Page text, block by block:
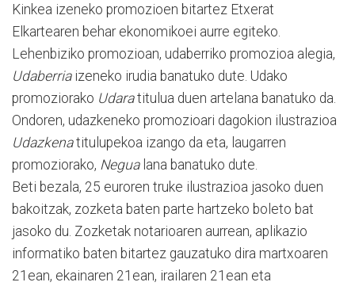
Kinkea izeneko promozioen bitartez Etxerat
Elkartearen behar ekonomikoei aurre egiteko.
Lehenbiziko promozioan, udaberriko promozioa alegia,
Udaberriaizeneko irudia banatuko dute. Udako
promoziorako Udaratitulua duen artelana banatuko da.
Ondoren, udazkeneko promozioari dagokion ilustrazioa
Udazkenatitulupekoa izango da eta, laugarren
promoziorako, Negualana banatuko dute.
Beti bezala, 25 euroren truke ilustrazioa jasoko duen
bakoitzak, zozketa baten parte hartzeko boleto bat
jasoko du. Zozketak notarioaren aurrean, aplikazio
informatiko baten bitartez gauzatuko dira martxoaren
21ean, ekainaren 21ean, irailaren 21ean eta